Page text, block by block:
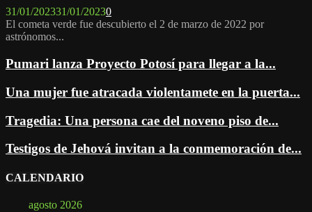
31/01/202331/01/20230
El cometa verde fue descubierto el 2 de marzo de 2022 por
astrónomos...
Pumari lanza Proyecto Potosí para llegar a la...
Una mujer fue atracada violentamete en la puerta...
Tragedia: Una persona cae del noveno piso de...
Testigos de Jehová invitan a la conmemoración de...
CALENDARIO
agosto 2026